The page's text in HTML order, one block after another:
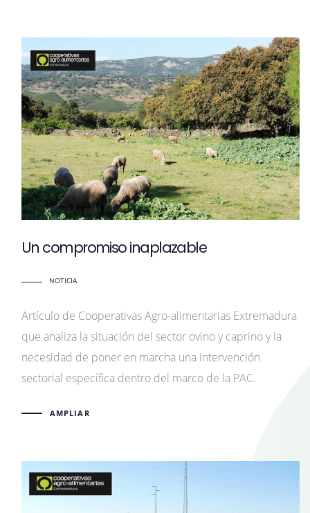
Un compromiso inaplazable
NOTICIA
Artículo de Cooperativas Agro-alimentarias Extremadura
que analiza la situación del sector ovino y caprino y la
necesidad de poner en marcha una intervención
sectorial específica dentro del marco de la PAC.
AMPLIAR